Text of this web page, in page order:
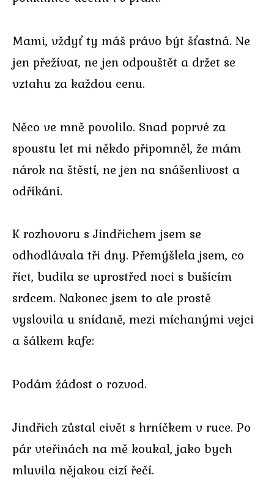
Mami, vždyť ty máš právo být šťastná. Ne
jen přežívat, ne jen odpouštět a držet se
vztahu za každou cenu.
Něco ve mně povolilo. Snad poprvé za
spoustu let mi někdo připomněl, že mám
nárok na štěstí, ne jen na snášenlivost a
odříkání.
K rozhovoru s Jindřichem jsem se
odhodlávala tři dny. Přemýšlela jsem, co
říct, budila se uprostřed noci s bušícím
srdcem. Nakonec jsem to ale prostě
vyslovila u snídaně, mezi míchanými vejci
a šálkem kafe:
Podám žádost o rozvod.
Jindřich zůstal civět s hrníčkem v ruce. Po
pár vteřinách na mě koukal, jako bych
mluvila nějakou cizí řečí.